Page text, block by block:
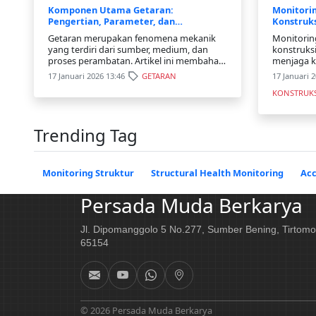
Komponen Utama Getaran:
Pengertian, Parameter, dan
Penerapannya
Getaran merupakan fenomena mekanik
yang terdiri dari sumber, medium, dan
proses perambatan. Artikel ini membahas
komponen utama getaran, parameter
penting, serta penerapannya dalam
monitoring dan rekayasa teknik.
17 Januari 2026 13:46 GETARAN
menjaga
17 Januari
Trending Tag
Monitoring Struktur Structural Health Monitoring
Persada Muda Berkarya
Jl. Dipomanggolo 5 No.277, Sumber Bening,
65154
© 2026 Persada Muda Berkarya